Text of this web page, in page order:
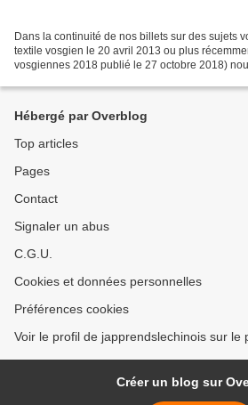
Dans la continuité de nos billets sur des sujets
textile vosgien le 20 avril 2013 ou plus
vosgiennes 2018 publié le 27 octobre 2018)
Hébergé par Overblog
Top articles
Pages
Contact
Signaler un abus
C.G.U.
Cookies et données personnelles
Préférences cookies
Voir le profil de japprendslechinois sur le
Créer un blog sur